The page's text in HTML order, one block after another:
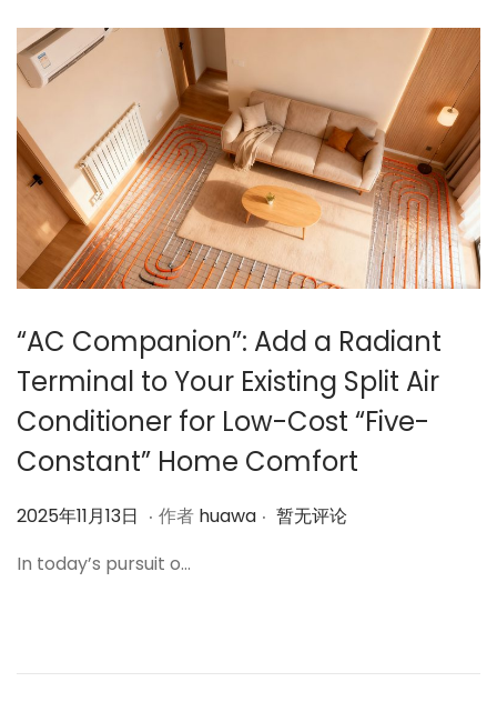
1
“AC Companion”: Add a Radiant
Terminal to Your Existing Split Air
Conditioner for Low-Cost “Five-
Constant” Home Comfort
作
2025年11月13日 2
2
. 作者 huawa . 暂无评论
In today’s pursuit o…